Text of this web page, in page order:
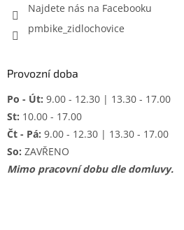
Najdete nás na Facebooku
pmbike_zidlochovice
Provozní doba
Po - Út: 9.00 - 12.30 | 13.30 - 17.00
St: 10.00 - 17.00
Čt - Pá: 9.00 - 12.30 | 13.30 - 17.00
So: ZAVŘENO
Mimo pracovní dobu dle domluvy.